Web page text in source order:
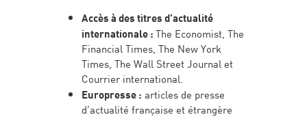
Accès à des titres d'actualité
internationale :The Economist, The
Financial Times, The New York
Times, The Wall Street Journal et
Courrier international.
Europresse : articles de presse
d’actualité française et étrangère